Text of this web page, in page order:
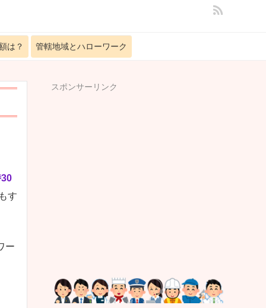
は？ 管轄地域とハローワーク
す
ー
スポンサーリンク